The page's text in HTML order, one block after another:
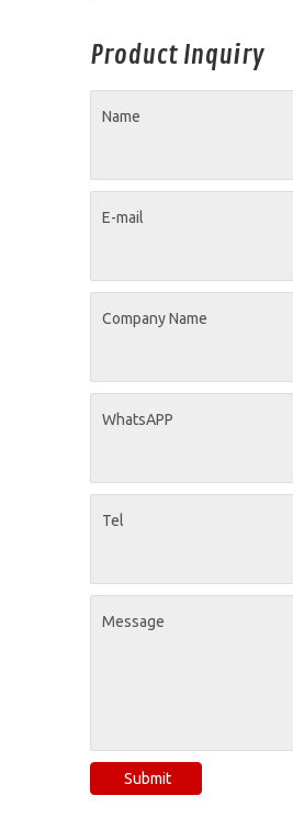
Product Inquiry
Name
E-mail
Company Name
WhatsAPP
Tel
Message
Submit